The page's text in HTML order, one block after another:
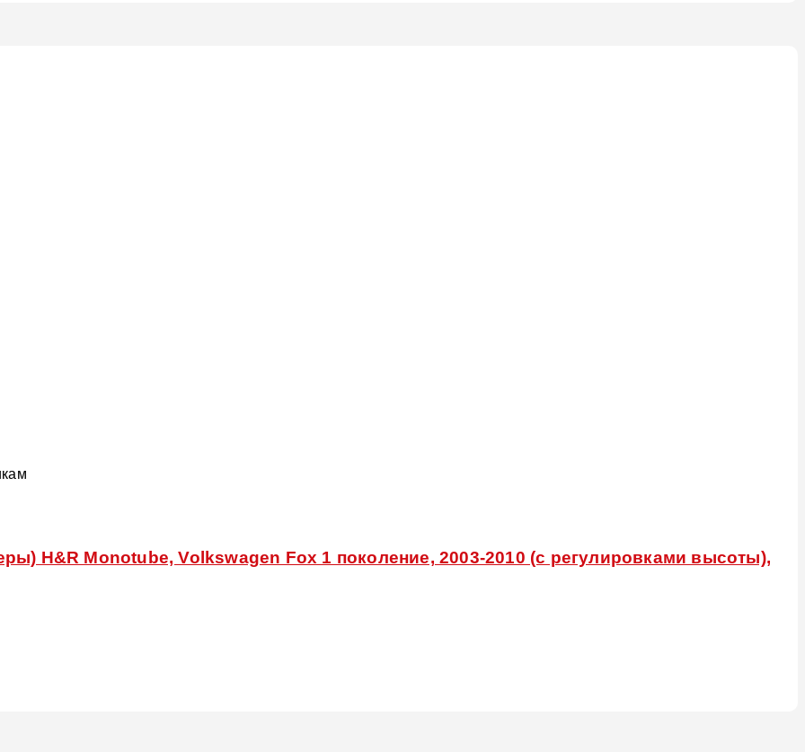
H&R Monotube, Volkswagen Fox 1 поколение, 2003-2010 (с регулировками высоты),